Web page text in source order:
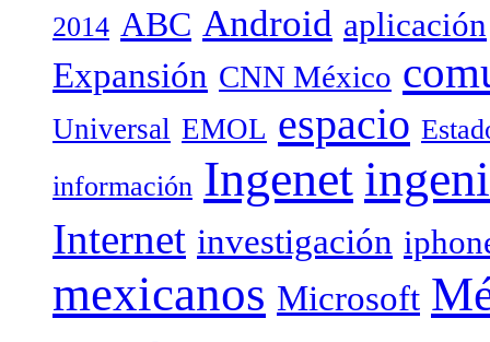
2014 ABC Android aplicación
Expansión CNN México
Universal EMOL espacio
información Ingenet
Internet investigación
mexicanos Microsoft